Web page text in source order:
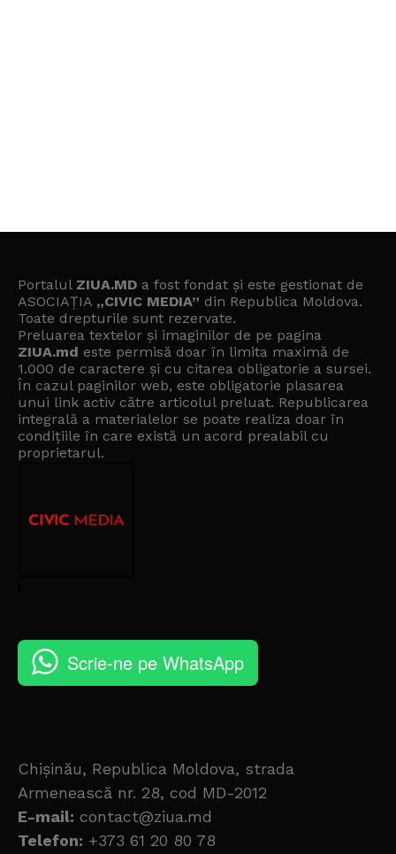
Portalul ZIUA.MD a fost fondat și este gestionat de
ASOCIAȚIA „CIVIC MEDIA” din Republica Moldova.
Toate drepturile sunt rezervate.
Preluarea textelor și imaginilor de pe pagina
ZIUA.md este permisă doar în limita maximă de
1.000 de caractere și cu citarea obligatorie a sursei.
În cazul paginilor web, este obligatorie plasarea
unui link activ către articolul preluat. Republicarea
integrală a materialelor se poate realiza doar în
condițiile în care există un acord prealabil cu
proprietarul.
Scrie-ne pe WhatsApp
Chișinău, Republica Moldova, strada
Armenească nr. 28, cod MD-2012
E-mail: contact@ziua.md
Telefon: +373 61 20 80 78